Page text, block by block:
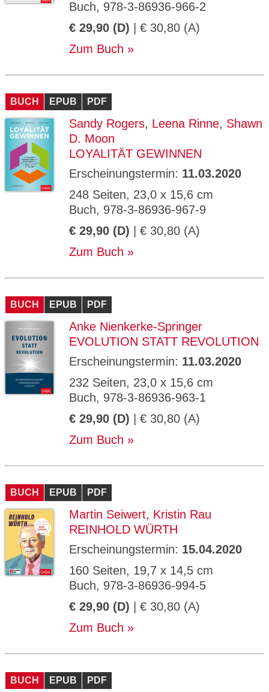
Buch, 978-3-86936-966-2
€ 29,90 (D) | € 30,80 (A)
Zum Buch
BUCH EPUB PDF
Sandy Rogers, Leena Rinne, Shawn
D. Moon
LOYALITÄT GEWINNEN
Erscheinungstermin: 11.03.2020
248 Seiten, 23,0 x 15,6 cm
Buch, 978-3-86936-967-9
€ 29,90 (D) | € 30,80 (A)
Zum Buch
BUCH EPUB PDF
Anke Nienkerke-Springer
EVOLUTION STATT REVOLUTION
Erscheinungstermin: 11.03.2020
232 Seiten, 23,0 x 15,6 cm
Buch, 978-3-86936-963-1
€ 29,90 (D) | € 30,80 (A)
Zum Buch
BUCH EPUB PDF
Martin Seiwert, Kristin Rau
REINHOLD WÜRTH
Erscheinungstermin: 15.04.2020
160 Seiten, 19,7 x 14,5 cm
Buch, 978-3-86936-994-5
€ 29,90 (D) | € 30,80 (A)
Zum Buch
BUCH EPUB PDF